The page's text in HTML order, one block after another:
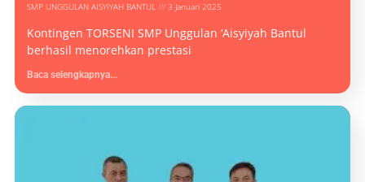
SMP UNGGULAN AISYIYAH BANTUL 3 Januari 2025
Kontingen TORSENI SMP Unggulan ‘Aisyiyah Bantul
berhasil menorehkan prestasi
Baca selengkapnya...